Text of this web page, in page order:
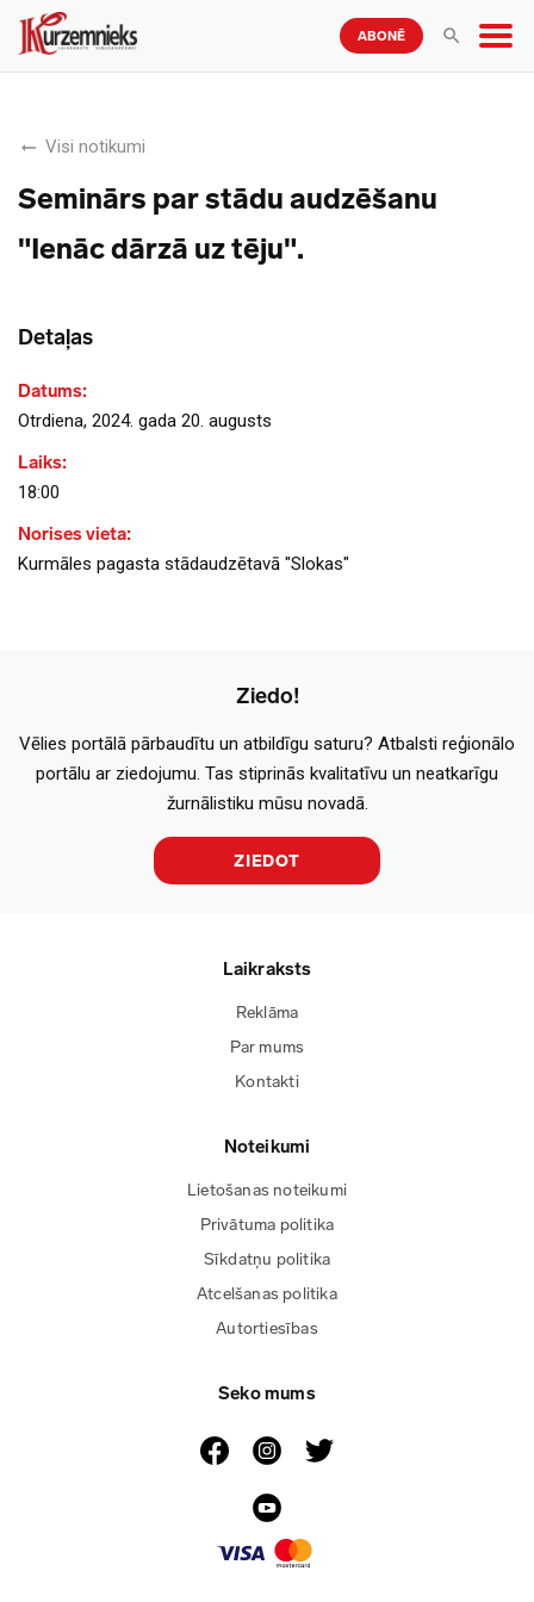
ABONĒ
Visi notikumi
Seminārs par stādu audzēšanu
"Ienāc dārzā uz tēju".
Detaļas
Datums:
Otrdiena, 2024. gada 20. augusts
Laiks:
18:00
Norises vieta:
Kurmāles pagasta stādaudzētavā "Slokas"
Ziedo!
Vēlies portālā pārbaudītu un atbildīgu saturu? Atbalsti reģionālo
portālu ar ziedojumu. Tas stiprinās kvalitatīvu un neatkarīgu
žurnālistiku mūsu novadā.
ZIEDOT
Laikraksts
Reklāma
Par mums
Kontakti
Noteikumi
Lietošanas noteikumi
Privātuma politika
Sīkdatņu politika
Atcelšanas politika
Autortiesības
Seko mums